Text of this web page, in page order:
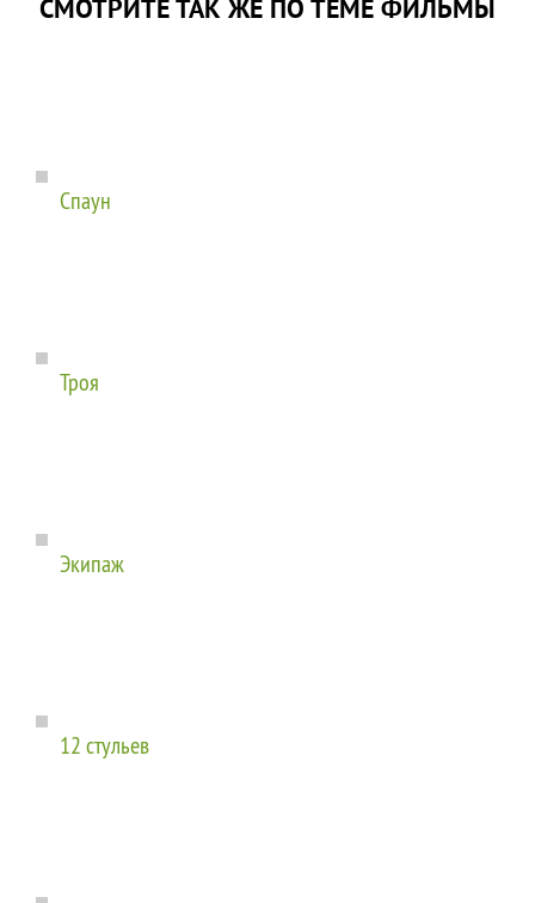
СМОТРИТЕ ТАК ЖЕ ПО ТЕМЕ ФИЛЬМЫ
Спаун
Троя
Экипаж
12 стульев